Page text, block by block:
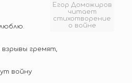
Егор Доможиров
читает
стихотворение
о войне
гремят,
войну